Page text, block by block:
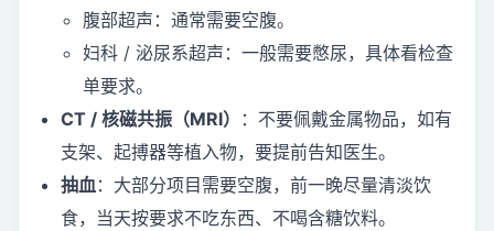
腹部超声：通常需要空腹。
妇科 / 泌尿系超声：一般需要憋尿，具体看检查
单要求。
CT / 核磁共振（MRI）
：不要佩戴金属物品，如有
支架、起搏器等植入物，要提前告知医生。
抽血：大部分项目需要空腹，前一晚尽量清淡饮
食，当天按要求不吃东西、不喝含糖饮料。